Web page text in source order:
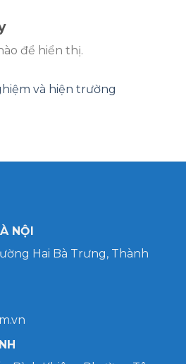
để hiển thị.
và hiện trường
NỘI
Hai Bà Trưng, Thành